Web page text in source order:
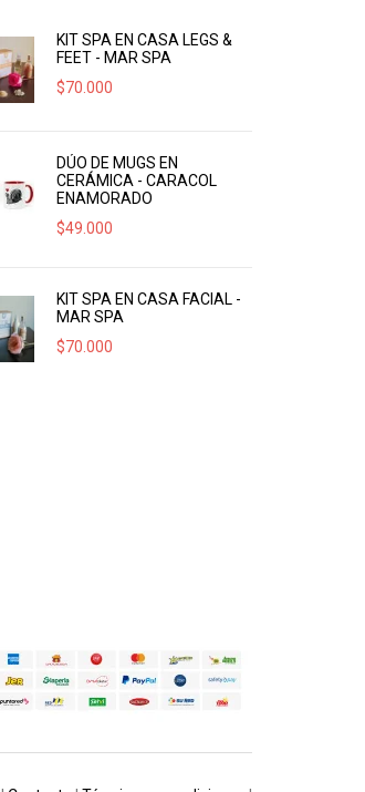
KIT SPA EN CASA LEGS &
FEET - MAR SPA
$70.000
DÚO DE MUGS EN
CERÁMICA - CARACOL
ENAMORADO
$49.000
KIT SPA EN CASA FACIAL -
MAR SPA
$70.000